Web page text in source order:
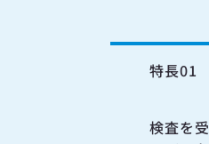
特長01
検査を